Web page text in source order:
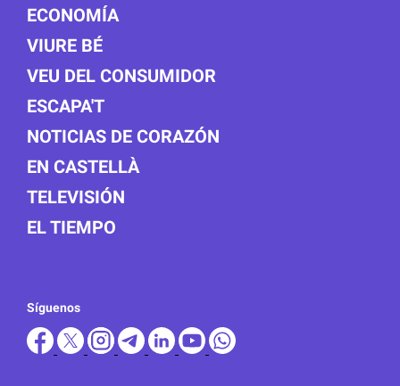
ECONOMÍA
VIURE BÉ
VEU DEL CONSUMIDOR
ESCAPA'T
NOTICIAS DE CORAZÓN
EN CASTELLÀ
TELEVISIÓN
EL TIEMPO
Síguenos